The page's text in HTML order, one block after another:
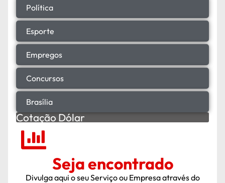
Política
Esporte
Empregos
Concursos
Brasília
Cotação Dólar
Seja encontrado
Divulga aqui o seu Serviço ou Empresa através do